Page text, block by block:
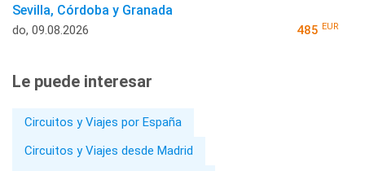
Sevilla, Córdoba y Granada
do, 09.08.2026 485 EUR
Le puede interesar
Circuitos y Viajes por España
Circuitos y Viajes desde Madrid